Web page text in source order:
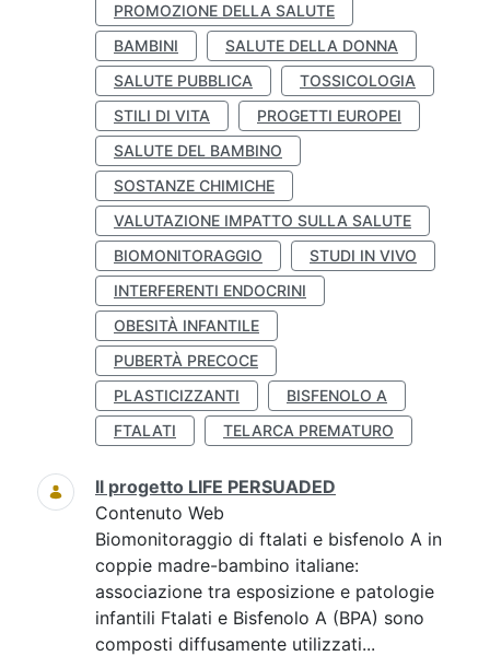
PROMOZIONE DELLA SALUTE
BAMBINI
SALUTE DELLA DONNA
SALUTE PUBBLICA
TOSSICOLOGIA
STILI DI VITA
PROGETTI EUROPEI
SALUTE DEL BAMBINO
SOSTANZE CHIMICHE
VALUTAZIONE IMPATTO SULLA SALUTE
BIOMONITORAGGIO
STUDI IN VIVO
INTERFERENTI ENDOCRINI
OBESITÀ INFANTILE
PUBERTÀ PRECOCE
PLASTICIZZANTI
BISFENOLO A
FTALATI
TELARCA PREMATURO
Il progetto LIFE PERSUADED
Contenuto Web
Biomonitoraggio di ftalati e bisfenolo A in
coppie madre-bambino italiane:
associazione tra esposizione e patologie
infantili Ftalati e Bisfenolo A (BPA) sono
composti diffusamente utilizzati...